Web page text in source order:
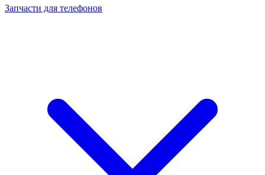
Запчасти для телефонов